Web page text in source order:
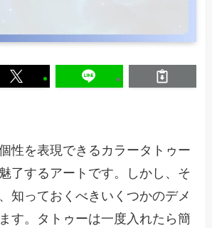
性を表現できるカラータトゥー
了するアートです。しかし、そ
知っておくべきいくつかのデメ
す。タトゥーは一度入れたら簡